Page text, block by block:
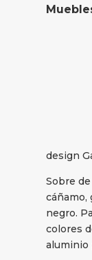
design
Sobre
cáñamo,
negro.
colores
aluminio